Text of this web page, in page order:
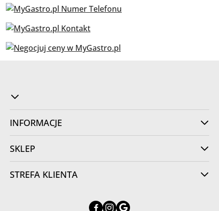
INFORMACJE
SKLEP
STREFA KLIENTA